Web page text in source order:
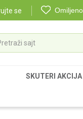
se Omiljeno
sajt
SKUTERI AKCIJA